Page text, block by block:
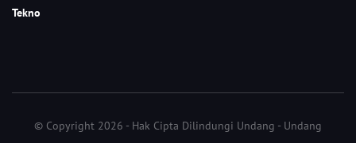
Tekno
© Copyright 2026 - Hak Cipta Dilindungi Undang - Undang